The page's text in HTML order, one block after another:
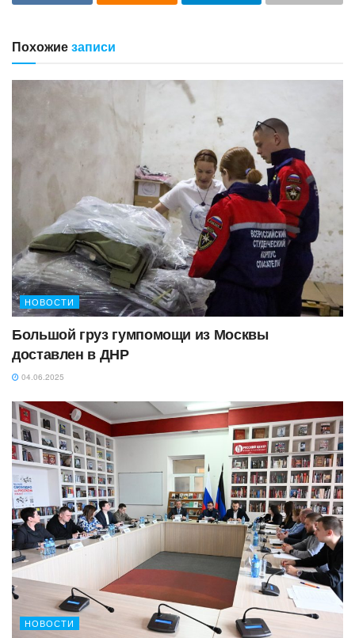
Похожиезаписи
НОВОСТИ
Большой груз гумпомощи из Москвы
доставлен в ДНР
04.06.2025
НОВОСТИ